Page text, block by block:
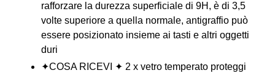
rafforzare la durezza superficiale di 9H, è di 3,5
volte superiore a quella normale, antigraffio può
essere posizionato insieme ai tasti e altri oggetti
duri
✦COSA RICEVI ✦ 2 x vetro temperato proteggi